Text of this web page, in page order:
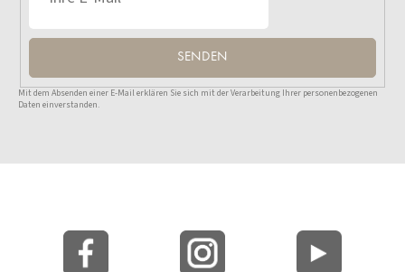
SENDEN
Mit dem Absenden einer E-Mail erklären Sie sich mit der Verarbeitung Ihrer personenbezogenen
Daten einverstanden.